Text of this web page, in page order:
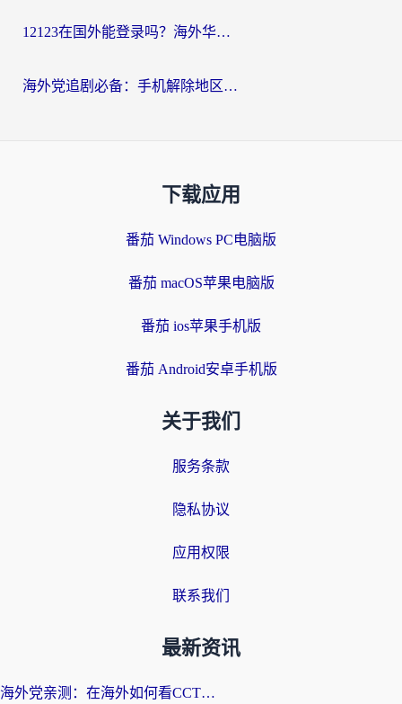
12123在国外能登录吗？海外华人必看的回国加速实用指南
海外党追剧必备：手机解除地区限制app怎么选？解决央视视频&国内剧地区限制全指南
下载应用
番茄 Windows PC电脑版
番茄 macOS苹果电脑版
番茄 ios苹果手机版
番茄 Android安卓手机版
关于我们
服务条款
隐私协议
应用权限
联系我们
最新资讯
海外党亲测：在海外如何看CCTV？告别“仅限大陆播放”的实用指南